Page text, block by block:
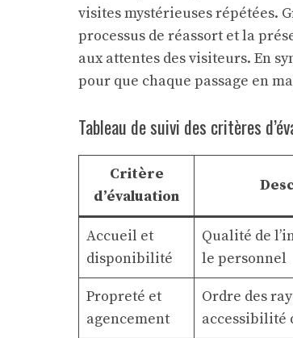
visites mystérieuses répétées.
processus de réassort et la
aux attentes des visiteurs. En
pour que chaque passage en
Tableau de suivi des critères
Critère
d’évaluation
Accueil et
disponibilité
Qualité de
le personnel
Propreté et
agencement
Ordre des
accessibilité